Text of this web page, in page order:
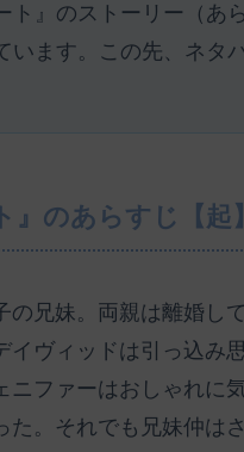
ト』のストーリー（あ
います。この先、ネタ
のあらすじ【起】
兄妹。両親は離婚し
イヴィッドは引っ込み
ニファーはおしゃれに
た。それでも兄妹仲は